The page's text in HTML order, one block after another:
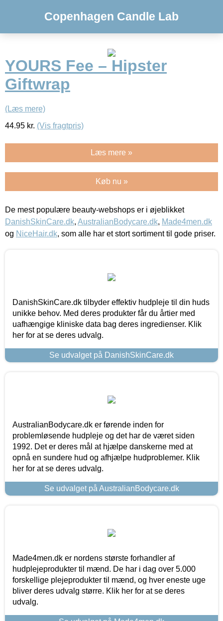
Copenhagen Candle Lab
YOURS Fee – Hipster
Giftwrap
(Læs mere)
44.95 kr. (Vis fragtpris)
Læs mere »
Køb nu »
De mest populære beauty-webshops er i øjeblikket
DanishSkinCare.dk, AustralianBodycare.dk, Made4men.dk
og NiceHair.dk, som alle har et stort sortiment til gode priser.
DanishSkinCare.dk tilbyder effektiv hudpleje til din huds
unikke behov. Med deres produkter får du årtier med
uafhængige kliniske data bag deres ingredienser. Klik
her for at se deres udvalg.
Se udvalget på DanishSkinCare.dk
AustralianBodycare.dk er førende inden for
problemløsende hudpleje og det har de været siden
1992. Det er deres mål at hjælpe danskerne med at
opnå en sundere hud og afhjælpe hudproblemer. Klik
her for at se deres udvalg.
Se udvalget på AustralianBodycare.dk
Made4men.dk er nordens største forhandler af
hudplejeprodukter til mænd. De har i dag over 5.000
forskellige plejeprodukter til mænd, og hver eneste uge
bliver deres udvalg større. Klik her for at se deres
udvalg.